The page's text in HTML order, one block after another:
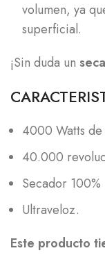
volumen, ya
superficial.
¡Sin duda un
4000 Watts
40.000
Secador
Ultraveloz.
Este producto